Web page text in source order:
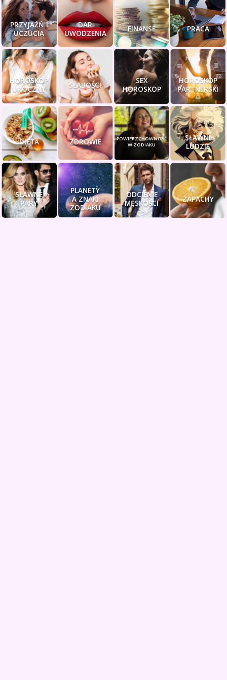
PRZYJAŹŃ I
UCZUCIA
DAR
UWODZENIA
FINANSE PRACA
HOROSKOP
UROCZNY
SŁABOŚCI
SEX
HOROSKOP
HOROSKOP
PARTNERSKI
DIETA ZDROWIE
POWIERZCHOWNOŚĆ
W ZODIAKU
SŁAWNI
LUDZIE
SŁAWNE
PARY
PLANETY
A ZNAKI
ZODIAKU
ODCIENIE
MĘSKOŚCI
ZAPACHY